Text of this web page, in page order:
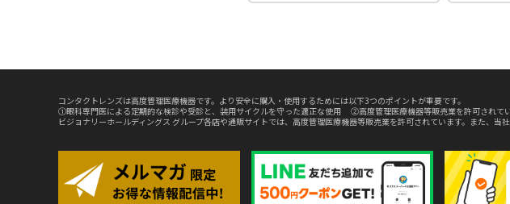
コンタクトレンズは高度管理医療機器です。より安全に購入・使用するためには以下3つのポイントが重要です。
①眼科専門医による定期的な検診や受診と、装用サイクルを守った適正な使用 ②高度管理医療機器等販売業を許可され
ビジョナリーホールディングス グループ各店や通販サイトでは、高度管理医療機器等販売業を許可されています。また、